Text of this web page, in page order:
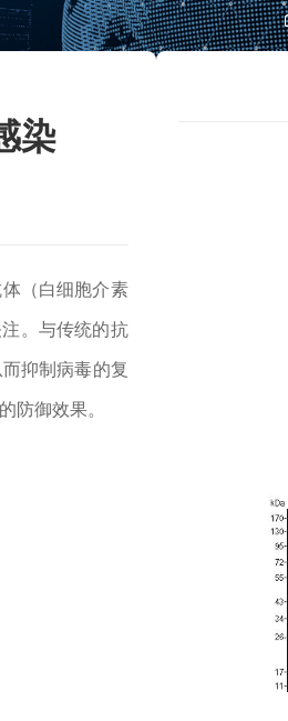
染
（白细胞介素
。与传统的抗
抑制病毒的复
防御效果。